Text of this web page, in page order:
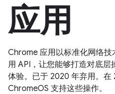
应用
Chrome 应用以标准化网络
用 API，让您能够打造对底
体验。已于 2020 年弃用。在
ChromeOS 支持这些操作。